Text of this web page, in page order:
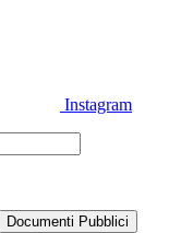
Instagram
Documenti Pubblici